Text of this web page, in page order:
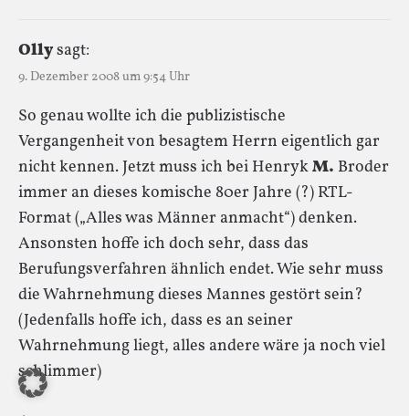
Ollysagt:
9. Dezember 2008 um 9:54 Uhr
So genau wollte ich die publizistische
Vergangenheit von besagtem Herrn eigentlich gar
nicht kennen. Jetzt muss ich bei HenrykM. Broder
immer an dieses komische 80er Jahre (?) RTL-
Format („Alles was Männer anmacht“) denken.
Ansonsten hoffe ich doch sehr, dass das
Berufungsverfahren ähnlich endet. Wie sehr muss
die Wahrnehmung dieses Mannes gestört sein?
(Jedenfalls hoffe ich, dass es an seiner
Wahrnehmung liegt, alles andere wäre ja noch viel
schlimmer)